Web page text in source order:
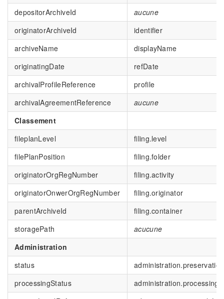
depositorArchiveId
aucune
originatorArchiveId
identifier
archiveName
displayName
originatingDate
refDate
archivalProfileReference
profile
archivalAgreementReference
aucune
Classement
fileplanLevel
filing.level
filePlanPosition
filing.folder
originatorOrgRegNumber
filing.activity
originatorOnwerOrgRegNumber
filing.originator
parentArchiveId
filing.container
storagePath
acucune
Administration
status
processingStatus